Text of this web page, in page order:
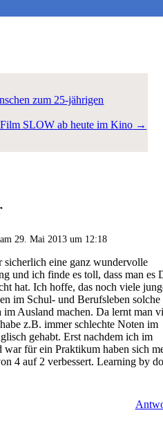
zum 25-jährigen
SLOW ab heute im Kino →
am 29. Mai 2013 um 12:18
sicherlich eine ganz wundervolle
und ich finde es toll, dass man es
hat. Ich hoffe, das noch viele
im Schul- und Berufsleben solche
im Ausland machen. Da lernt man
z.B. immer schlechte Noten im
gehabt. Erst nachdem ich im
war für ein Praktikum haben sich
4 auf 2 verbessert. Learning by